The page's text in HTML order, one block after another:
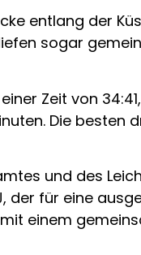
entlang der
sogar
Zeit von
Die besten
und des
für eine
einem